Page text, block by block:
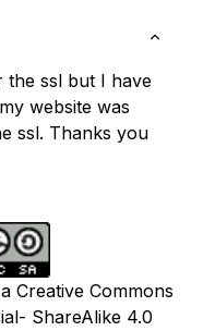
the ssl but I have
website was
ssl. Thanks you
Creative Commons
ShareAlike 4.0